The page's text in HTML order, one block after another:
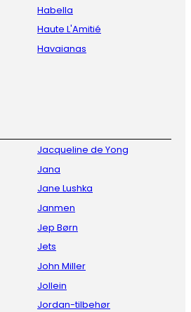
Habella
Haute L'Amitié
Havaianas
Jacqueline de Yong
Jana
Jane Lushka
Janmen
Jep Børn
Jets
John Miller
Jollein
Jordan-tilbehør